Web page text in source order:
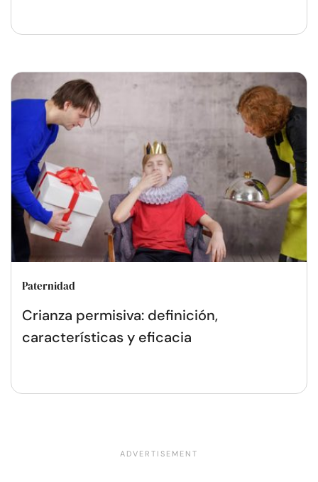
Paternidad
Crianza permisiva: definición,
características y eficacia